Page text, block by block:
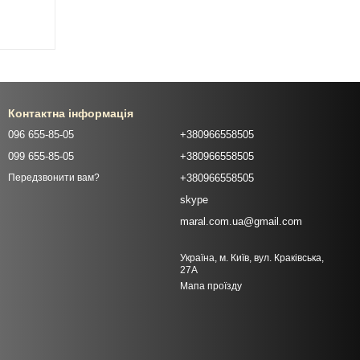
Контактна інформація
096 655-85-05
099 655-85-05
Передзвонити вам?
+380966558505
+380966558505
+380966558505
skype
maral.com.ua@gmail.com
Україна, м. Київ, вул. Краківська,
27А
Мапа проїзду